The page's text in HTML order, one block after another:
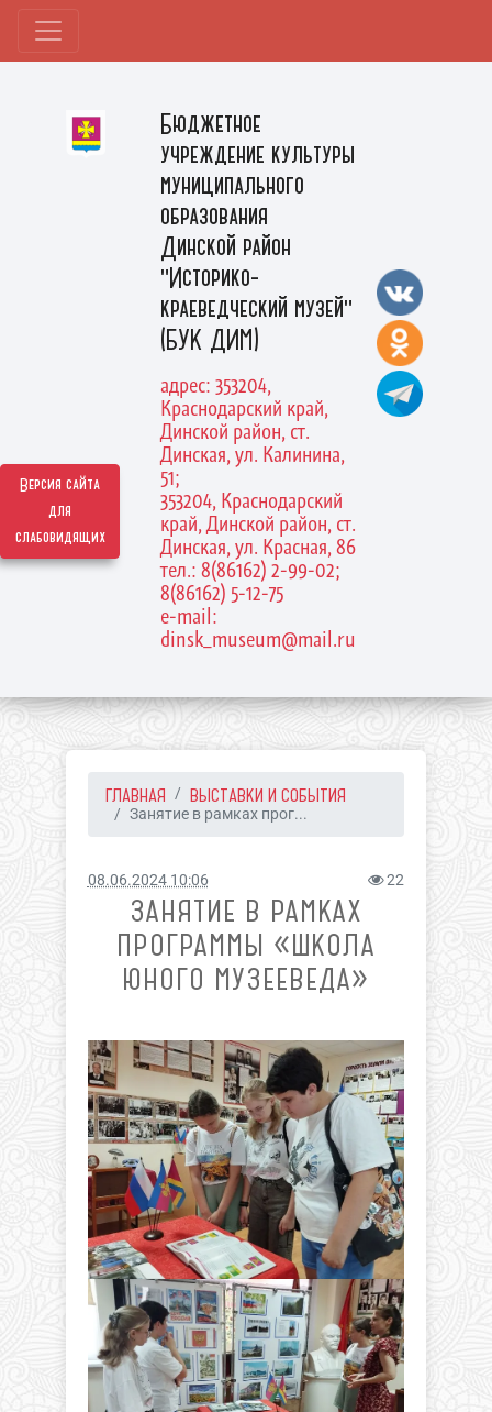
Версия сайта
для
слабовидящих
Бюджетное
учреждение культуры
муниципального
образования
Динской район
"Историко-
краеведческий музей"
(БУК ДИМ)
адрес: 353204,
Краснодарский край,
Динской район, ст.
Динская, ул. Калинина,
51;
353204, Краснодарский
край, Динской район, ст.
Динская, ул. Красная, 86
тел.: 8(86162) 2-99-02;
8(86162) 5-12-75
e-mail:
dinsk_museum@mail.ru
ГЛАВНАЯ ВЫСТАВКИ И СОБЫТИЯ
Занятие в рамках прог...
08.06.2024 10:06 22
ЗАНЯТИЕ В РАМКАХ
ПРОГРАММЫ «ШКОЛА
ЮНОГО МУЗЕЕВЕДА»